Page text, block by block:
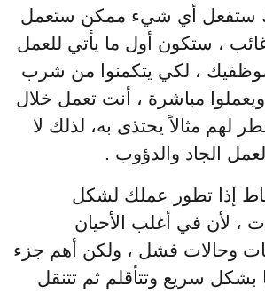
ستفعل أي شيء ممكن ستعمل
، ستكون أول ما يأتي للعمل
، لكي يتكمنوا من شرب
مباشرة ، أنت تعمل خلال
لهم مثالاً يحتذى به، لذلك لا
الجاد والدؤوب .
إذا تطور عملك لشكل
، لأن في أغلب الأحيان
وحالات فشل ، ولكن أهم جزء
بشكل سريع وتتأقلم ثم تتنقل